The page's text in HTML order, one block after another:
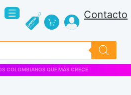
Contacto
EMPRESARIALES